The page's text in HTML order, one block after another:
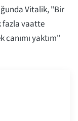
Vitalik, "Bir
fazla vaatte
yaktım"